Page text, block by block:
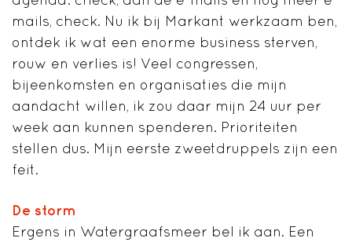
mails, check. Nu ik bij Markant werkzaam ben,
ontdek ik wat een enorme business sterven,
rouw en verlies is! Veel congressen,
bijeenkomsten en organisaties die mijn
aandacht willen, ik zou daar mijn 24 uur per
week aan kunnen spenderen. Prioriteiten
stellen dus. Mijn eerste zweetdruppels zijn een
feit.
De storm
Ergens in Watergraafsmeer bel ik aan. Een